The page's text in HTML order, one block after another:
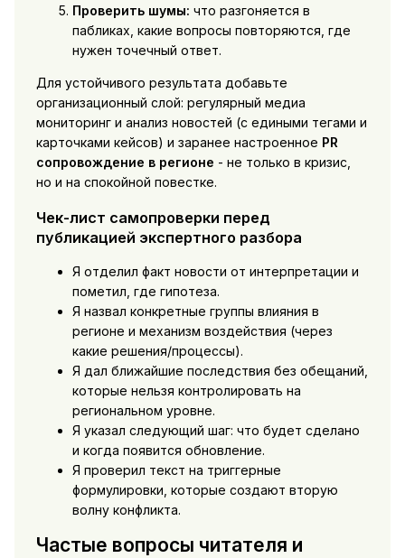
Проверить шумы: что разгоняется в
пабликах, какие вопросы повторяются, где
нужен точечный ответ.
Для устойчивого результата добавьте
организационный слой: регулярный медиа
мониторинг и анализ новостей (с едиными тегами и
карточками кейсов) и заранее настроенное PR
сопровождение в регионе - не только в кризис,
но и на спокойной повестке.
Чек-лист самопроверки перед
публикацией экспертного разбора
Я отделил факт новости от интерпретации и
пометил, где гипотеза.
Я назвал конкретные группы влияния в
регионе и механизм воздействия (через
какие решения/процессы).
Я дал ближайшие последствия без обещаний,
которые нельзя контролировать на
региональном уровне.
Я указал следующий шаг: что будет сделано
и когда появится обновление.
Я проверил текст на триггерные
формулировки, которые создают вторую
волну конфликта.
Частые вопросы читателя и